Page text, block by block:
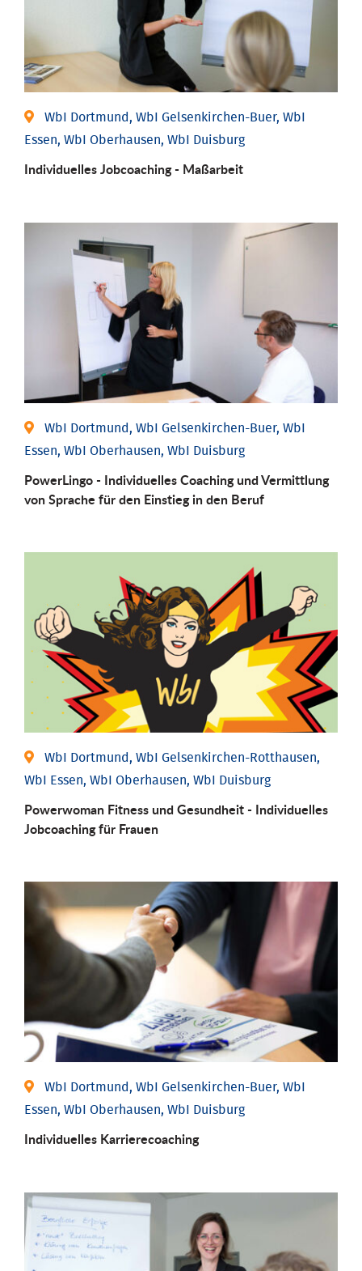
WbI Dortmund, WbI Gelsenkirchen-Buer, WbI
Essen, WbI Oberhausen, WbI Duisburg
Individu­elles Job­coaching - Maßarbeit
WbI Dortmund, WbI Gelsenkirchen-Buer, WbI
Essen, WbI Oberhausen, WbI Duisburg
PowerLingo - Individuelles Coaching und Vermittlung
von Sprache für den Einstieg in den Beruf
WbI Dortmund, WbI Gelsenkirchen-Rotthausen,
WbI Essen, WbI Oberhausen, WbI Duisburg
Powerwoman Fitness und Gesund­heit - Individu­elles
Job­coaching für Frauen
WbI Dortmund, WbI Gelsenkirchen-Buer, WbI
Essen, WbI Oberhausen, WbI Duisburg
Individu­elles Karrierecoaching